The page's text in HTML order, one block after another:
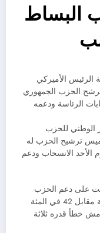
البساط
الرئيس الأميركي
الحزب الجمهوري
الرئاسة ودعمه
الوطني للحزب
ترشيح الحزب له
الأحد الانسحاب ودعم
على دعم الحزب
الديمقراطي، على ترامب بواقع 44 في المئة مقابل 42 في المئة
خطأ قدره ثلاثة